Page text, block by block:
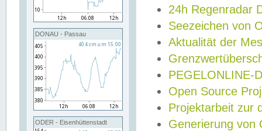
DONAU - Passau
ODER - Eisenhüttenstadt
24h Regenradar
Seezeichen von
Aktualität der
PEGELONLINE-
Open Source
Projektarbeit zur
Generierung von